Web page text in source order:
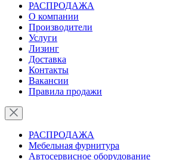
РАСПРОДАЖА
О компании
Производители
Услуги
Лизинг
Доставка
Контакты
Вакансии
Правила продажи
РАСПРОДАЖА
Мебельная фурнитура
Автосервисное оборудование